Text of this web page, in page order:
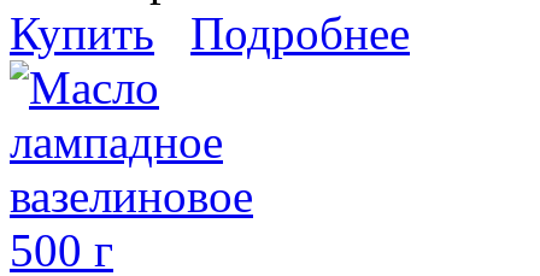
Купить
Подробнее